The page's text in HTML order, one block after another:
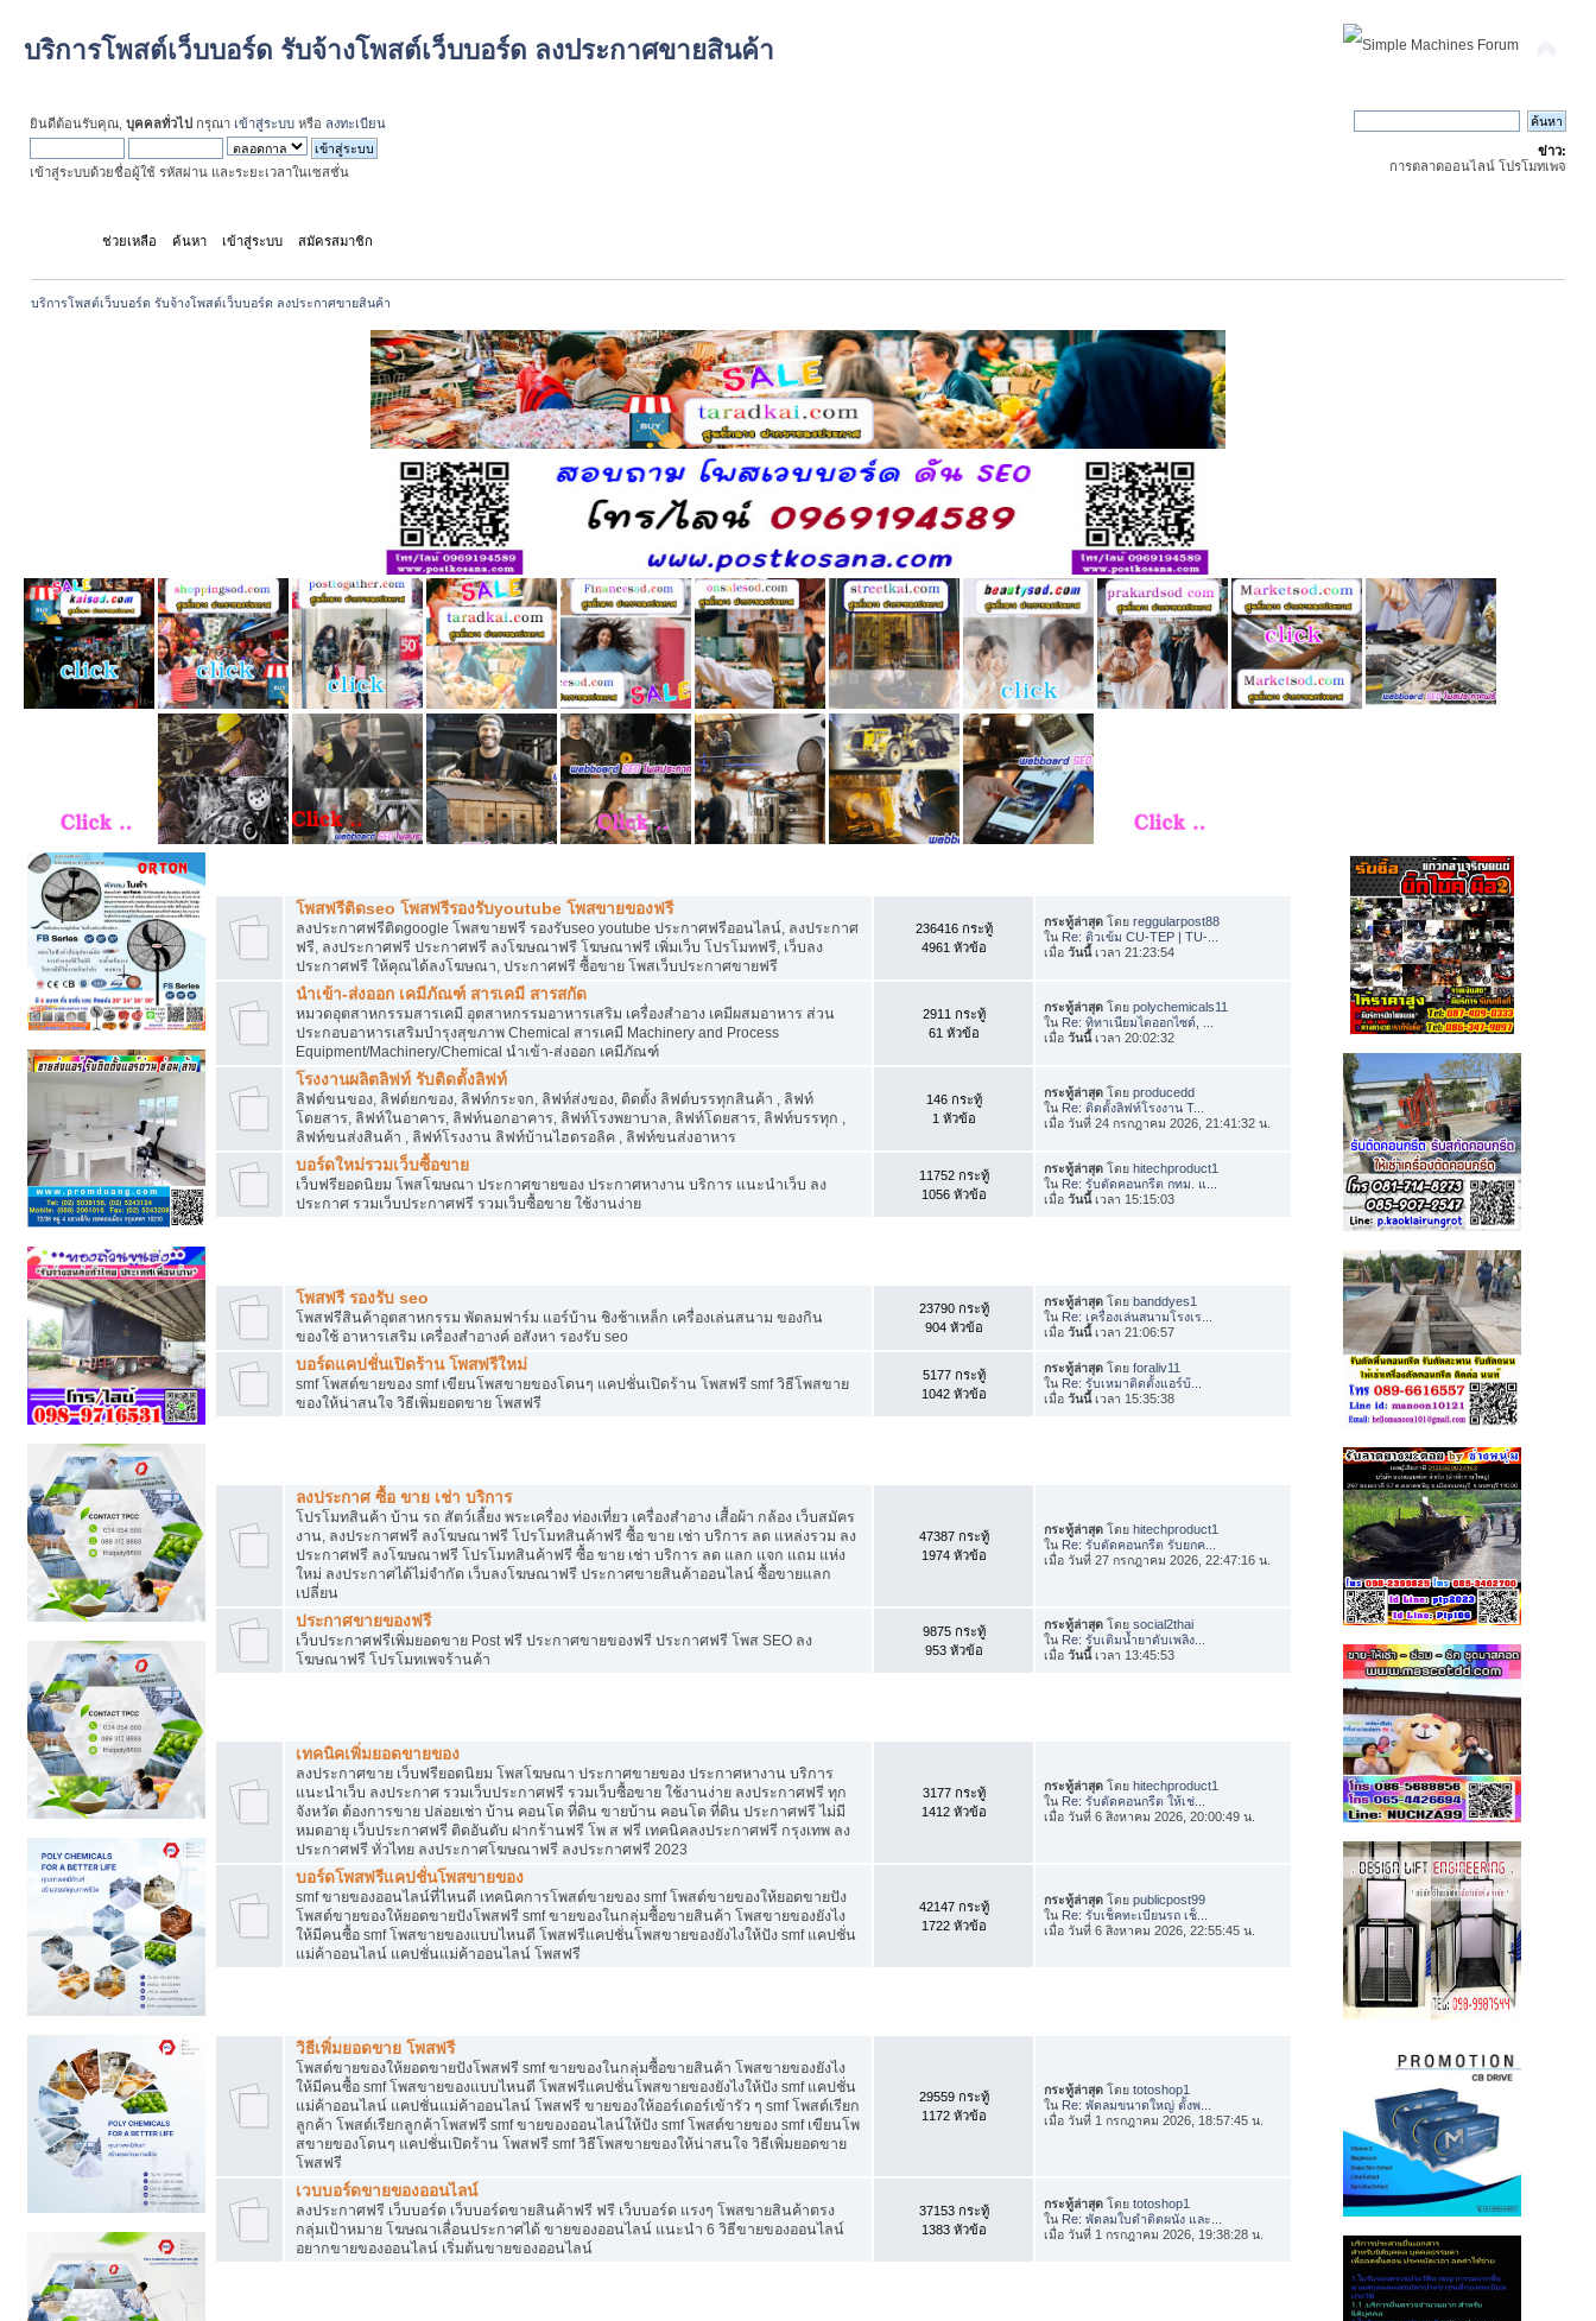
บริการโพสต์เว็บบอร์ด รับจ้างโพสต์เว็บบอร์ด ลงประกาศขายสินค้า
ยินดีต้อนรับคุณ, บุคคลทั่วไป กรุณา เข้าสู่ระบบ หรือ ลงทะเบียน
เข้าสู่ระบบด้วยชื่อผู้ใช้ รหัสผ่าน และระยะเวลาในเซสชั่น
ข่าว:
การตลาดออนไลน์ โปรโมทเพจ
ช่วยเหลือ ค้นหา เข้าสู่ระบบ สมัครสมาชิก
บริการโพสต์เว็บบอร์ด รับจ้างโพสต์เว็บบอร์ด ลงประกาศขายสินค้า
โพสฟรีติดseo โพสฟรีรองรับyoutube โพสขายของฟรี
ลงประกาศฟรีติดgoogle โพสขายฟรี รองรับseo youtube ประกาศฟรีออนไลน์, ลงประกาศ
ฟรี, ลงประกาศฟรี ประกาศฟรี ลงโฆษณาฟรี โฆษณาฟรี เพิ่มเว็บ โปรโมทฟรี, เว็บลง
ประกาศฟรี ให้คุณได้ลงโฆษณา, ประกาศฟรี ซื้อขาย โพสเว็บประกาศขายฟรี
236416 กระทู้
4961 หัวข้อ
กระทู้ล่าสุด โดยreggularpost88
ใน Re: ติวเข้ม CU-TEP | TU-...
เมื่อวันนี้เวลา 21:23:54
นำเข้า-ส่งออก เคมีภัณฑ์ สารเคมี สารสกัด
หมวดอุตสาหกรรมสารเคมี อุตสาหกรรมอาหารเสริม เครื่องสำอาง เคมีผสมอาหาร ส่วน
ประกอบอาหารเสริมบำรุงสุขภาพ Chemical สารเคมี Machinery and Process
Equipment/Machinery/Chemical นำเข้า-ส่งออก เคมีภัณฑ์
2911 กระทู้
61 หัวข้อ
กระทู้ล่าสุด โดยpolychemicals11
ใน Re: ทิทาเนียมไดออกไซด์, ...
เมื่อวันนี้เวลา 20:02:32
โรงงานผลิตลิฟท์ รับติดตั้งลิฟท์
ลิฟต์ขนของ, ลิฟต์ยกของ, ลิฟท์กระจก, ลิฟท์ส่งของ, ติดตั้ง ลิฟต์บรรทุกสินค้า , ลิฟท์
โดยสาร, ลิฟท์ในอาคาร, ลิฟท์นอกอาคาร, ลิฟท์โรงพยาบาล, ลิฟท์โดยสาร, ลิฟท์บรรทุก ,
ลิฟท์ขนส่งสินค้า , ลิฟท์โรงงาน ลิฟท์บ้านไฮดรอลิค , ลิฟท์ขนส่งอาหาร
146 กระทู้
1 หัวข้อ
กระทู้ล่าสุด โดยproducedd
ใน Re: ติดตั้งลิฟท์โรงงาน T...
เมื่อ วันที่ 24 กรกฎาคม 2026, 21:41:32 น.
บอร์ดใหม่รวมเว็บซื้อขาย
เว็บฟรียอดนิยม โพสโฆษณา ประกาศขายของ ประกาศหางาน บริการ แนะนำเว็บ ลง
ประกาศ รวมเว็บประกาศฟรี รวมเว็บซื้อขาย ใช้งานง่าย
11752 กระทู้
1056 หัวข้อ
กระทู้ล่าสุด โดยhitechproduct1
ใน Re: รับตัดคอนกรีต กทม. แ...
เมื่อวันนี้เวลา 15:15:03
โพสฟรี รองรับ seo
โพสฟรีสินค้าอุตสาหกรรม พัดลมฟาร์ม แอร์บ้าน ชิงช้าเหล็ก เครื่องเล่นสนาม ของกิน
ของใช้ อาหารเสริม เครื่องสำอางค์ อสังหา รองรับ seo
23790 กระทู้
904 หัวข้อ
กระทู้ล่าสุด โดยbanddyes1
ใน Re: เครื่องเล่นสนามโรงเร...
เมื่อวันนี้เวลา 21:06:57
บอร์ดแคปชั่นเปิดร้าน โพสฟรีใหม่
smf โพสต์ขายของ smf เขียนโพสขายของโดนๆ แคปชั่นเปิดร้าน โพสฟรี smf วิธีโพสขาย
ของให้น่าสนใจ วิธีเพิ่มยอดขาย โพสฟรี
5177 กระทู้
1042 หัวข้อ
กระทู้ล่าสุด โดยforaliv11
ใน Re: รับเหมาติดตั้งแอร์บ้...
เมื่อวันนี้เวลา 15:35:38
ลงประกาศ ซื้อ ขาย เช่า บริการ
โปรโมทสินค้า บ้าน รถ สัตว์เลี้ยง พระเครื่อง ท่องเที่ยว เครื่องสำอาง เสื้อผ้า กล้อง เว็บสมัคร
งาน, ลงประกาศฟรี ลงโฆษณาฟรี โปรโมทสินค้าฟรี ซื้อ ขาย เช่า บริการ ลด แหล่งรวม ลง
ประกาศฟรี ลงโฆษณาฟรี โปรโมทสินค้าฟรี ซื้อ ขาย เช่า บริการ ลด แลก แจก แถม แห่ง
ใหม่ ลงประกาศได้ไม่จำกัด เว็บลงโฆษณาฟรี ประกาศขายสินค้าออนไลน์ ซื้อขายแลก
เปลี่ยน
47387 กระทู้
1974 หัวข้อ
กระทู้ล่าสุด โดยhitechproduct1
ใน Re: รับตัดคอนกรีต รับยกค...
เมื่อ วันที่ 27 กรกฎาคม 2026, 22:47:16 น.
ประกาศขายของฟรี
เว็บประกาศฟรีเพิ่มยอดขาย Post ฟรี ประกาศขายของฟรี ประกาศฟรี โพส SEO ลง
โฆษณาฟรี โปรโมทเพจร้านค้า
9875 กระทู้
953 หัวข้อ
กระทู้ล่าสุด โดยsocial2thai
ใน Re: รับเติมน้ำยาดับเพลิง...
เมื่อวันนี้เวลา 13:45:53
เทคนิคเพิ่มยอดขายของ
ลงประกาศขาย เว็บฟรียอดนิยม โพสโฆษณา ประกาศขายของ ประกาศหางาน บริการ
แนะนำเว็บ ลงประกาศ รวมเว็บประกาศฟรี รวมเว็บซื้อขาย ใช้งานง่าย ลงประกาศฟรี ทุก
จังหวัด ต้องการขาย ปล่อยเช่า บ้าน คอนโด ที่ดิน ขายบ้าน คอนโด ที่ดิน ประกาศฟรี ไม่มี
หมดอายุ เว็บประกาศฟรี ติดอันดับ ฝากร้านฟรี โพ ส ฟรี เทคนิคลงประกาศฟรี กรุงเทพ ลง
ประกาศฟรี ทั่วไทย ลงประกาศโฆษณาฟรี ลงประกาศฟรี 2023
3177 กระทู้
1412 หัวข้อ
กระทู้ล่าสุด โดยhitechproduct1
ใน Re: รับตัดคอนกรีต ให้เช่...
เมื่อ วันที่ 6 สิงหาคม 2026, 20:00:49 น.
บอร์ดโพสฟรีแคปชั่นโพสขายของ
smf ขายของออนไลน์ที่ไหนดี เทคนิคการโพสต์ขายของ smf โพสต์ขายของให้ยอดขายปัง
โพสต์ขายของให้ยอดขายปังโพสฟรี smf ขายของในกลุ่มซื้อขายสินค้า โพสขายของยังไง
ให้มีคนซื้อ smf โพสขายของแบบไหนดี โพสฟรีแคปชั่นโพสขายของยังไงให้ปัง smf แคปชั่น
แม่ค้าออนไลน์ แคปชั่นแม่ค้าออนไลน์ โพสฟรี
42147 กระทู้
1722 หัวข้อ
กระทู้ล่าสุด โดยpublicpost99
ใน Re: รับเช็คทะเบียนรถ เช็...
เมื่อ วันที่ 6 สิงหาคม 2026, 22:55:45 น.
วิธีเพิ่มยอดขาย โพสฟรี
โพสต์ขายของให้ยอดขายปังโพสฟรี smf ขายของในกลุ่มซื้อขายสินค้า โพสขายของยังไง
ให้มีคนซื้อ smf โพสขายของแบบไหนดี โพสฟรีแคปชั่นโพสขายของยังไงให้ปัง smf แคปชั่น
แม่ค้าออนไลน์ แคปชั่นแม่ค้าออนไลน์ โพสฟรี ขายของให้ออร์เดอร์เข้ารัว ๆ smf โพสต์เรียก
ลูกค้า โพสต์เรียกลูกค้าโพสฟรี smf ขายของออนไลน์ให้ปัง smf โพสต์ขายของ smf เขียนโพ
สขายของโดนๆ แคปชั่นเปิดร้าน โพสฟรี smf วิธีโพสขายของให้น่าสนใจ วิธีเพิ่มยอดขาย
โพสฟรี
29559 กระทู้
1172 หัวข้อ
กระทู้ล่าสุด โดยtotoshop1
ใน Re: พัดลมขนาดใหญ่ ตั้งพ...
เมื่อ วันที่ 1 กรกฎาคม 2026, 18:57:45 น.
เวบบอร์ดขายของออนไลน์
ลงประกาศฟรี เว็บบอร์ด เว็บบอร์ดขายสินค้าฟรี ฟรี เว็บบอร์ด แรงๆ โพสขายสินค้าตรง
กลุ่มเป้าหมาย โฆษณาเลื่อนประกาศได้ ขายของออนไลน์ แนะนำ 6 วิธีขายของออนไลน์
อยากขายของออนไลน์ เริ่มต้นขายของออนไลน์
37153 กระทู้
1383 หัวข้อ
กระทู้ล่าสุด โดยtotoshop1
ใน Re: พัดลมใบดำติดผนัง และ...
เมื่อ วันที่ 1 กรกฎาคม 2026, 19:38:28 น.